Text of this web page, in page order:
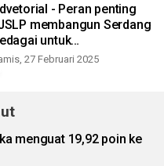
- Peran penting
membangun Serdang
untuk
27 Februari 2025
menguat 19,92 poin ke